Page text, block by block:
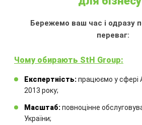
БЛАКИТНИЙ
Аромат:
квітучї фіалки,
гіркоти наповнюють
свіжістю і емоціями любові
Аромадифузор:
ароматичною рідиною та
комплектом бамбукових
Бережемо ваш час і одразу
переваг:
Чому обирають StH Group:
Експертність:працюємо у сфері
2013 року;
Масштаб:повноцінне
України;